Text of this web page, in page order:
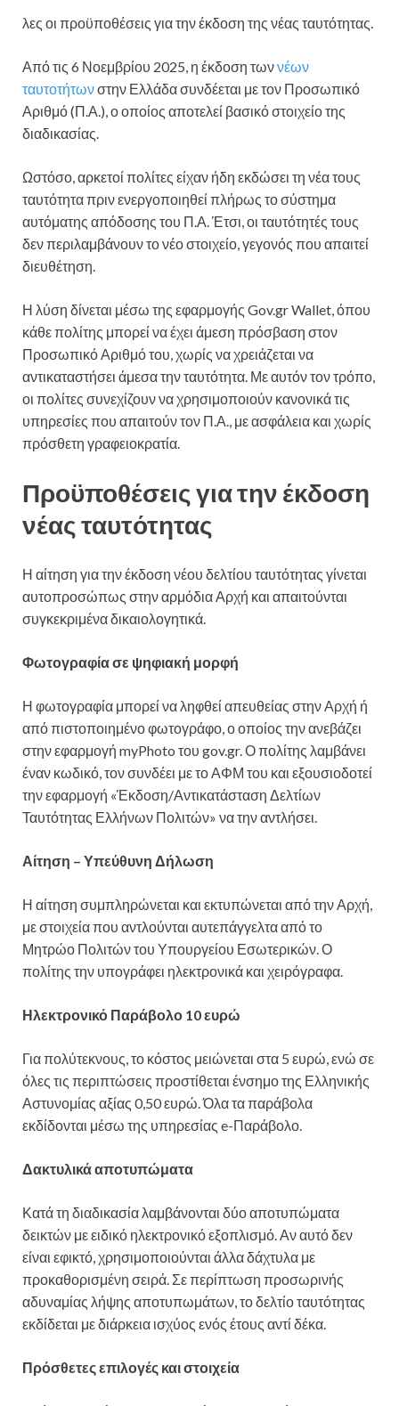
λες οι προϋποθέσεις για την έκδοση της νέας ταυτότητας.
Από τις 6 Νοεμβρίου 2025, η έκδοση τωννέων
ταυτοτήτωνστην Ελλάδα συνδέεται με τον Προσωπικό
Αριθμό (Π.Α.), ο οποίος αποτελεί βασικό στοιχείο της
διαδικασίας.
Ωστόσο, αρκετοί πολίτες είχαν ήδη εκδώσει τη νέα τους
ταυτότητα πριν ενεργοποιηθεί πλήρως το σύστημα
αυτόματης απόδοσης του Π.Α. Έτσι, οι ταυτότητές τους
δεν περιλαμβάνουν το νέο στοιχείο, γεγονός που απαιτεί
διευθέτηση.
Η λύση δίνεται μέσω της εφαρμογής Gov.gr Wallet, όπου
κάθε πολίτης μπορεί να έχει άμεση πρόσβαση στον
Προσωπικό Αριθμό του, χωρίς να χρειάζεται να
αντικαταστήσει άμεσα την ταυτότητα. Με αυτόν τον τρόπο,
οι πολίτες συνεχίζουν να χρησιμοποιούν κανονικά τις
υπηρεσίες που απαιτούν τον Π.Α., με ασφάλεια και χωρίς
πρόσθετη γραφειοκρατία.
Προϋποθέσεις για την έκδοση
νέας ταυτότητας
Η αίτηση για την έκδοση νέου δελτίου ταυτότητας γίνεται
αυτοπροσώπως στην αρμόδια Αρχή και απαιτούνται
συγκεκριμένα δικαιολογητικά.
Φωτογραφία σε ψηφιακή μορφή
Η φωτογραφία μπορεί να ληφθεί απευθείας στην Αρχή ή
από πιστοποιημένο φωτογράφο, ο οποίος την ανεβάζει
στην εφαρμογή myPhoto του gov.gr. Ο πολίτης λαμβάνει
έναν κωδικό, τον συνδέει με το ΑΦΜ του και εξουσιοδοτεί
την εφαρμογή «Έκδοση/Αντικατάσταση Δελτίων
Ταυτότητας Ελλήνων Πολιτών» να την αντλήσει.
Αίτηση – Υπεύθυνη Δήλωση
Η αίτηση συμπληρώνεται και εκτυπώνεται από την Αρχή,
με στοιχεία που αντλούνται αυτεπάγγελτα από το
Μητρώο Πολιτών του Υπουργείου Εσωτερικών. Ο
πολίτης την υπογράφει ηλεκτρονικά και χειρόγραφα.
Ηλεκτρονικό Παράβολο 10 ευρώ
Για πολύτεκνους, το κόστος μειώνεται στα 5 ευρώ, ενώ σε
όλες τις περιπτώσεις προστίθεται ένσημο της Ελληνικής
Αστυνομίας αξίας 0,50 ευρώ. Όλα τα παράβολα
εκδίδονται μέσω της υπηρεσίας e-Παράβολο.
Δακτυλικά αποτυπώματα
Κατά τη διαδικασία λαμβάνονται δύο αποτυπώματα
δεικτών με ειδικό ηλεκτρονικό εξοπλισμό. Αν αυτό δεν
είναι εφικτό, χρησιμοποιούνται άλλα δάχτυλα με
προκαθορισμένη σειρά. Σε περίπτωση προσωρινής
αδυναμίας λήψης αποτυπωμάτων, το δελτίο ταυτότητας
εκδίδεται με διάρκεια ισχύος ενός έτους αντί δέκα.
Πρόσθετες επιλογές και στοιχεία